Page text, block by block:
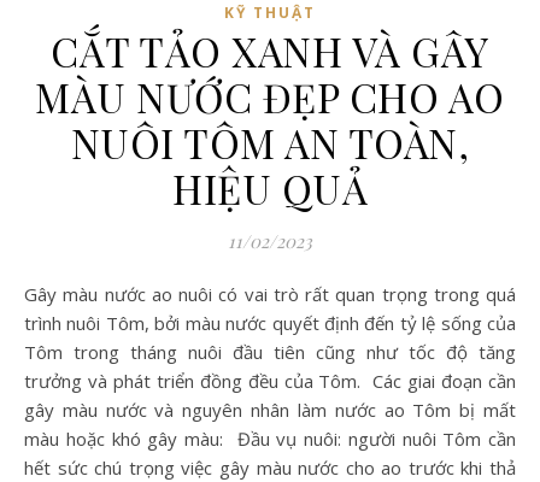
KỸ THUẬT
CẮT TẢO XANH VÀ GÂY
MÀU NƯỚC ĐẸP CHO AO
NUÔI TÔM AN TOÀN,
HIỆU QUẢ
11/02/2023
Gây màu nước ao nuôi có vai trò rất quan trọng trong quá
trình nuôi Tôm, bởi màu nước quyết định đến tỷ lệ sống của
Tôm trong tháng nuôi đầu tiên cũng như tốc độ tăng
trưởng và phát triển đồng đều của Tôm. Các giai đoạn cần
gây màu nước và nguyên nhân làm nước ao Tôm bị mất
màu hoặc khó gây màu: Đầu vụ nuôi: người nuôi Tôm cần
hết sức chú trọng việc gây màu nước cho ao trước khi thả